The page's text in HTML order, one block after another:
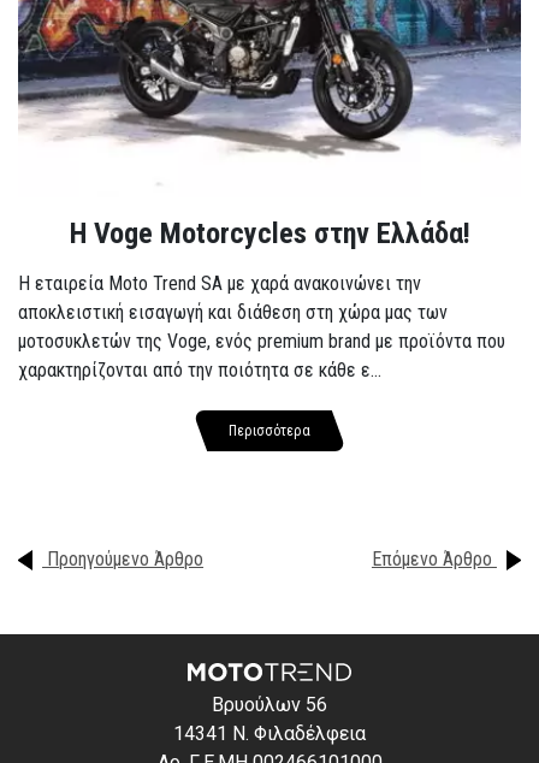
H Voge Motorcycles στην Ελλάδα!
Η εταιρεία Moto Trend SA με χαρά ανακοινώνει την
αποκλειστική εισαγωγή και διάθεση στη χώρα μας των
μοτοσυκλετών της Voge, ενός premium brand με προϊόντα που
χαρακτηρίζονται από την ποιότητα σε κάθε ε...
Περισσότερα
Προηγούμενο Άρθρο Επόμενο Άρθρο
Βρυούλων 56
14341 Ν. Φιλαδέλφεια